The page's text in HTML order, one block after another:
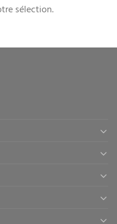
sélection.